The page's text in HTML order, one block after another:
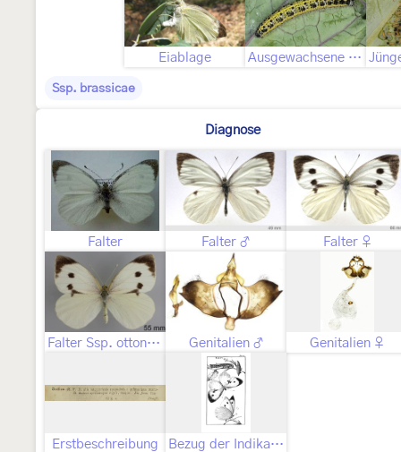
Eiablage Ausgewachsene Raupe
Ssp. brassicae
Diagnose
Falter Falter ♂ Falter ♀
Falter Ssp. ottonis ♀ Genitalien ♂ Genitalien ♀
Erstbeschreibung Bezug der Indikation „Blank. ins. t. 4. F. A-D.“